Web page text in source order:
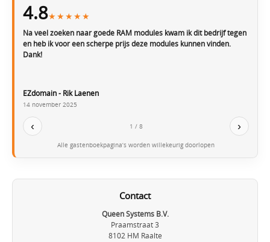
4.8★★★★★
Na veel zoeken naar goede RAM modules kwam ik dit bedrijf tegen
en heb ik voor een scherpe prijs deze modules kunnen vinden.
Dank!
EZdomain - Rik Laenen
14 november 2025
‹ 1 / 8 ›
Alle gastenboekpagina’s worden willekeurig doorlopen
Contact
Queen Systems B.V.
Praamstraat 3
8102 HM Raalte